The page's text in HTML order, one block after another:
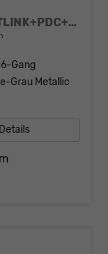
Selection SHZ+KAMERA+SMARTLINK+PDC+LED+16" ALU
Gang
Grau Metallic
Details